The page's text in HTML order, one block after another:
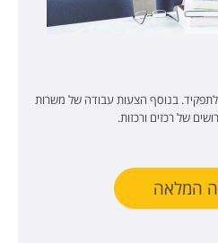
בנוסף הצעות עבודה של משרות
של רכזים ורכזות.
המלאה